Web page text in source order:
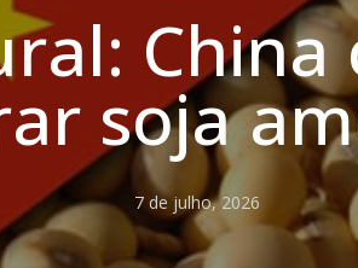
soja
7 de julho, 2026